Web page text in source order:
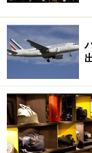
＜DATA＞
■La Basilique
住所：Parvis
電話：01 53 41
営業時間：
9月）9:00～
入場料：ドー